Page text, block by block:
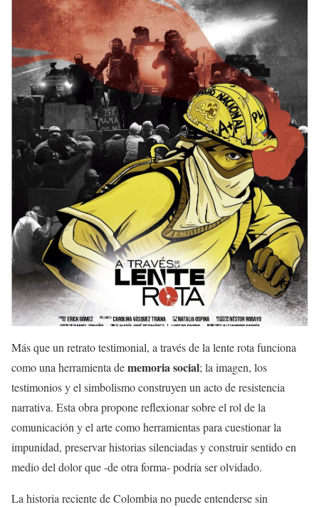
Más que un retrato testimonial, a través de la lente rota funciona
como una herramienta dememoria social; la imagen, los
testimonios y el simbolismo construyen un acto de resistencia
narrativa. Esta obra propone reflexionar sobre el rol de la
comunicación y el arte como herramientas para cuestionar la
impunidad, preservar historias silenciadas y construir sentido en
medio del dolor que -de otra forma- podría ser olvidado.
La historia reciente de Colombia no puede entenderse sin